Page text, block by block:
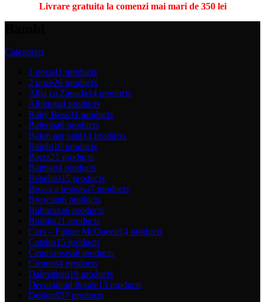
Livrare gratuita la comenzi mai mari de 350 lei
Categories
1 poza41 products
2 poze26 products
Alba ca Zapada14 products
Albinuta4 products
Baby Boss31 products
Balerina6 products
Balon aer cald14 products
Bambi10 products
Barza21 products
Batman4 products
Bebelusi15 products
Broasca testoasa7 products
Broscuta6 products
Buburuza6 products
Bufnita21 products
Cars – Fulger McQueen14 products
Catelus15 products
Cenusareasa6 products
Cosmos4 products
Dalmatieni19 products
Decoratiuni florale13 products
Design537 products